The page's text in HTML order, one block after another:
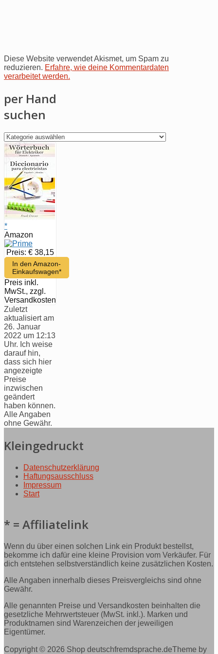
Diese Website verwendet Akismet, um Spam zu
reduzieren. Erfahre, wie deine Kommentardaten
verarbeitet werden.
per Hand
suchen
per
Hand
suchen
*
Amazon
Preis: € 38,15
In den Amazon-
Einkaufswagen*
Preis inkl.
MwSt., zzgl.
Versandkosten
Zuletzt
aktualisiert am
26. Januar
2022 um 12:13
Uhr. Ich weise
darauf hin,
dass sich hier
angezeigte
Preise
inzwischen
geändert
haben können.
Alle Angaben
ohne Gewähr.
Kleingedruckt
Datenschutzerklärung
Haftungsausschluss
Impressum
Start
* = Affiliatelink
Wenn du über einen solchen Link ein Produkt bestellst,
bekomme ich dafür eine kleine Provision vom Verkäufer. Für
dich entstehen selbstverständlich keine zusätzlichen Kosten.
Alle Angaben innerhalb dieses Preisvergleichs sind ohne
Gewähr.
Alle genannten Preise und Versandkosten beinhalten die
gesetzliche Mehrwertsteuer (MwSt. inkl.). Marken und
Produktnamen sind Warenzeichen der jeweiligen
Eigentümer.
Copyright © 2026 Shop deutschfremdsprache.deTheme by